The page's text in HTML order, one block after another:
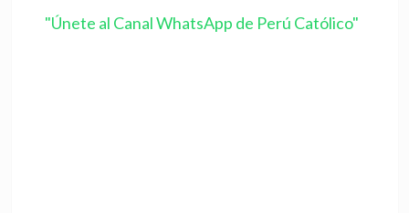
"Únete al Canal WhatsApp de Perú Católico"